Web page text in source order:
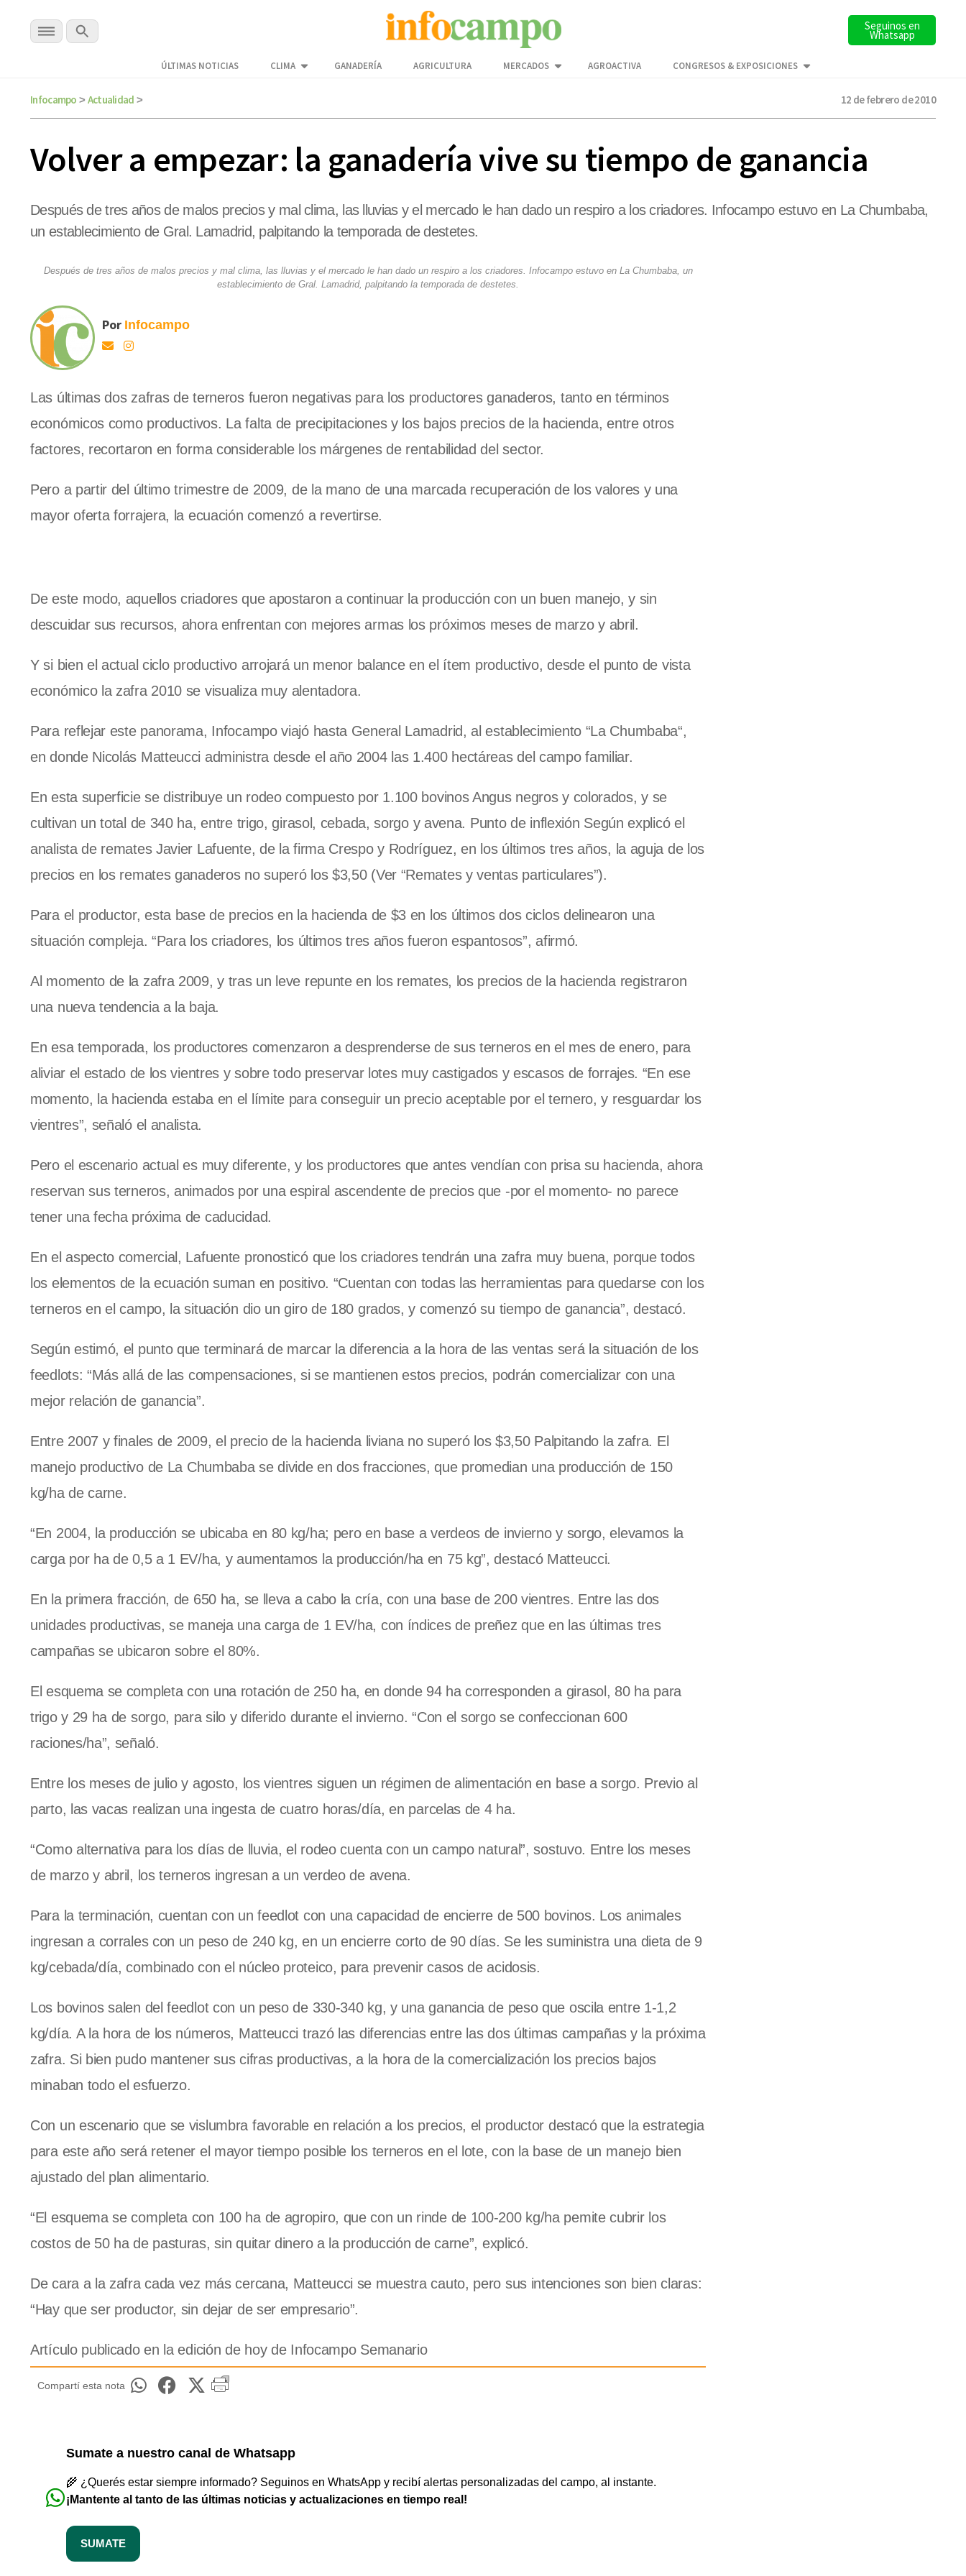
Seguinos en
Whatsapp
ÚLTIMAS NOTICIAS CLIMA GANADERÍA AGRICULTURA MERCADOS AGROACTIVA CONGRESOS & EXPOSICIONES
Infocampo > Actualidad > 12 de febrero de 2010
Volver a empezar: la ganadería vive su tiempo de ganancia
Después de tres años de malos precios y mal clima, las lluvias y el mercado le han dado un respiro a los criadores. Infocampo estuvo en La Chumbaba,
un establecimiento de Gral. Lamadrid, palpitando la temporada de destetes.
Después de tres años de malos precios y mal clima, las lluvias y el mercado le han dado un respiro a los criadores. Infocampo estuvo en La Chumbaba, un
establecimiento de Gral. Lamadrid, palpitando la temporada de destetes.
Por Infocampo
Las últimas dos zafras de terneros fueron negativas para los productores ganaderos, tanto en términos
económicos como productivos. La falta de precipitaciones y los bajos precios de la hacienda, entre otros
factores, recortaron en forma considerable los márgenes de rentabilidad del sector.
Pero a partir del último trimestre de 2009, de la mano de una marcada recuperación de los valores y una
mayor oferta forrajera, la ecuación comenzó a revertirse.
De este modo, aquellos criadores que apostaron a continuar la producción con un buen manejo, y sin
descuidar sus recursos, ahora enfrentan con mejores armas los próximos meses de marzo y abril.
Y si bien el actual ciclo productivo arrojará un menor balance en el ítem productivo, desde el punto de vista
económico la zafra 2010 se visualiza muy alentadora.
Para reflejar este panorama, Infocampo viajó hasta General Lamadrid, al establecimiento “La Chumbaba“,
en donde Nicolás Matteucci administra desde el año 2004 las 1.400 hectáreas del campo familiar.
En esta superficie se distribuye un rodeo compuesto por 1.100 bovinos Angus negros y colorados, y se
cultivan un total de 340 ha, entre trigo, girasol, cebada, sorgo y avena. Punto de inflexión Según explicó el
analista de remates Javier Lafuente, de la firma Crespo y Rodríguez, en los últimos tres años, la aguja de los
precios en los remates ganaderos no superó los $3,50 (Ver “Remates y ventas particulares”).
Para el productor, esta base de precios en la hacienda de $3 en los últimos dos ciclos delinearon una
situación compleja. “Para los criadores, los últimos tres años fueron espantosos”, afirmó.
Al momento de la zafra 2009, y tras un leve repunte en los remates, los precios de la hacienda registraron
una nueva tendencia a la baja.
En esa temporada, los productores comenzaron a desprenderse de sus terneros en el mes de enero, para
aliviar el estado de los vientres y sobre todo preservar lotes muy castigados y escasos de forrajes. “En ese
momento, la hacienda estaba en el límite para conseguir un precio aceptable por el ternero, y resguardar los
vientres”, señaló el analista.
Pero el escenario actual es muy diferente, y los productores que antes vendían con prisa su hacienda, ahora
reservan sus terneros, animados por una espiral ascendente de precios que -por el momento- no parece
tener una fecha próxima de caducidad.
En el aspecto comercial, Lafuente pronosticó que los criadores tendrán una zafra muy buena, porque todos
los elementos de la ecuación suman en positivo. “Cuentan con todas las herramientas para quedarse con los
terneros en el campo, la situación dio un giro de 180 grados, y comenzó su tiempo de ganancia”, destacó.
Según estimó, el punto que terminará de marcar la diferencia a la hora de las ventas será la situación de los
feedlots: “Más allá de las compensaciones, si se mantienen estos precios, podrán comercializar con una
mejor relación de ganancia”.
Entre 2007 y finales de 2009, el precio de la hacienda liviana no superó los $3,50 Palpitando la zafra. El
manejo productivo de La Chumbabase divide en dos fracciones, que promedian una producción de 150
kg/ha de carne.
“En 2004, la producción se ubicaba en 80 kg/ha; pero en base a verdeos de invierno y sorgo, elevamos la
carga por ha de 0,5 a 1 EV/ha, y aumentamos la producción/ha en 75 kg”, destacó Matteucci.
En la primera fracción, de 650 ha, se lleva a cabo la cría, con una base de 200 vientres. Entre las dos
unidades productivas, se maneja una carga de 1 EV/ha, con índices de preñez que en las últimas tres
campañas se ubicaron sobre el 80%.
El esquema se completa con una rotación de 250 ha, en donde 94 ha corresponden a girasol, 80 ha para
trigo y 29 ha de sorgo, para silo y diferido durante el invierno. “Con el sorgo se confeccionan 600
raciones/ha”, señaló.
Entre los meses de julio y agosto, los vientres siguen un régimen de alimentación en base a sorgo. Previo al
parto, las vacas realizan una ingesta de cuatro horas/día, en parcelas de 4 ha.
“Como alternativa para los días de lluvia, el rodeo cuenta con un campo natural”, sostuvo. Entre los meses
de marzo y abril, los terneros ingresan a un verdeo de avena.
Para la terminación, cuentan con un feedlot con una capacidad de encierre de 500 bovinos. Los animales
ingresan a corrales con un peso de 240 kg, en un encierre corto de 90 días. Se les suministra una dieta de 9
kg/cebada/día, combinado con el núcleo proteico, para prevenir casos de acidosis.
Los bovinos salen del feedlot con un peso de 330-340 kg, y una ganancia de peso que oscila entre 1-1,2
kg/día. A la hora de los números, Matteucci trazó las diferencias entre las dos últimas campañas y la próxima
zafra. Si bien pudo mantener sus cifras productivas, a la hora de la comercialización los precios bajos
minaban todo el esfuerzo.
Con un escenario que se vislumbra favorable en relación a los precios, el productor destacó que la estrategia
para este año será retener el mayor tiempo posible los terneros en el lote, con la base de un manejo bien
ajustado del plan alimentario.
“El esquema se completa con 100 ha de agropiro, que con un rinde de 100-200 kg/ha pemite cubrir los
costos de 50 ha de pasturas, sin quitar dinero a la producción de carne”, explicó.
De cara a la zafra cada vez más cercana, Matteucci se muestra cauto, pero sus intenciones son bien claras:
“Hay que ser productor, sin dejar de ser empresario”.
Artículo publicado en la edición de hoy de Infocampo Semanario
Compartí esta nota
Sumate a nuestro canal de Whatsapp
🌾 ¿Querés estar siempre informado? Seguinos en WhatsApp y recibí alertas personalizadas del campo, al instante.
¡Mantente al tanto de las últimas noticias y actualizaciones en tiempo real!
SUMATE